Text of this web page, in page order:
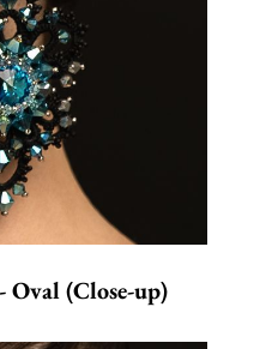
(Close-up)